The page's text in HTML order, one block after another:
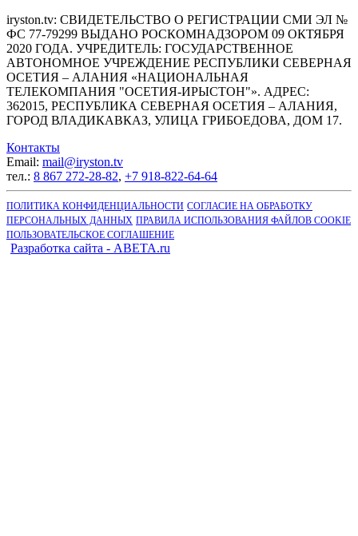
iryston.tv: CВИДЕТЕЛЬСТВО О РЕГИСТРАЦИИ СМИ ЭЛ №
ФС 77-79299 ВЫДАНО РОСКОМНАДЗОРОМ 09 ОКТЯБРЯ
2020 ГОДА. УЧРЕДИТЕЛЬ: ГОСУДАРСТВЕННОЕ
АВТОНОМНОЕ УЧРЕЖДЕНИЕ РЕСПУБЛИКИ СЕВЕРНАЯ
ОСЕТИЯ – АЛАНИЯ «НАЦИОНАЛЬНАЯ
ТЕЛЕКОМПАНИЯ "ОСЕТИЯ-ИРЫСТОН"». АДРЕС:
362015, РЕСПУБЛИКА СЕВЕРНАЯ ОСЕТИЯ – АЛАНИЯ,
ГОРОД ВЛАДИКАВКАЗ, УЛИЦА ГРИБОЕДОВА, ДОМ 17.
Контакты
Email: mail@iryston.tv
тел.: 8 867 272-28-82, +7 918-822-64-64
ПОЛИТИКА КОНФИДЕНЦИАЛЬНОСТИ СОГЛАСИЕ НА ОБРАБОТКУ
ПЕРСОНАЛЬНЫХ ДАННЫХ ПРАВИЛА ИСПОЛЬЗОВАНИЯ ФАЙЛОВ COOKIE
ПОЛЬЗОВАТЕЛЬСКОЕ СОГЛАШЕНИЕ
Разработка сайта - ABETA.ru